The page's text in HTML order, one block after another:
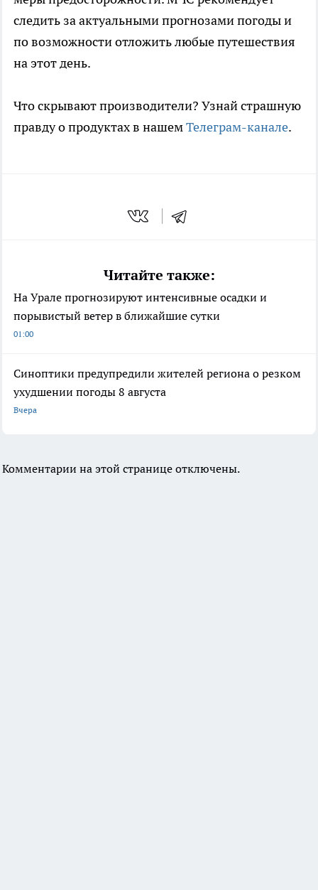
следить за актуальными прогнозами погоды и
по возможности отложить любые путешествия
на этот день.
Что скрывают производители? Узнай страшную
правду о продуктах в нашемТелеграм-канале.
Читайте также:
На Урале прогнозируют интенсивные осадки и
порывистый ветер в ближайшие сутки
01:00
Синоптики предупредили жителей региона о резком
ухудшении погоды 8 августа
Вчера
Комментарии на этой странице отключены.